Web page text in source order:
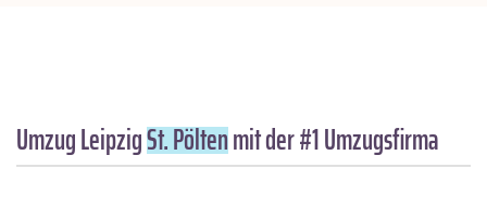
Umzug LeipzigSt. Pöltenmit der #1 Umzugsfirma